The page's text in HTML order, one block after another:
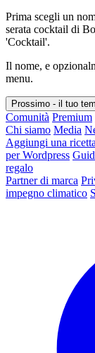
Prima scegli un
serata cocktail di
'Cocktail'.
Il nome, e
menu.
Prossimo - il tuo
Comunità Premium
Chi siamo Media
Aggiungi una ricetta
per Wordpress
regalo
Partner di marca
impegno climatico